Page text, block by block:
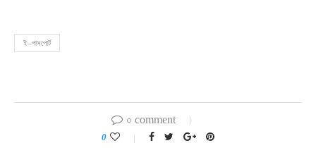
ই–পাসপোর্ট
০ comment
0